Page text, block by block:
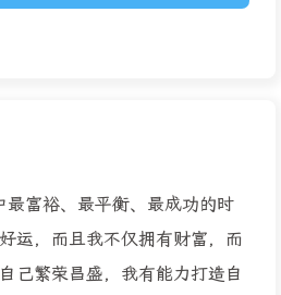
富裕、最平衡、最成功的时
运，而且我不仅拥有财富，而
己繁荣昌盛，我有能力打造自